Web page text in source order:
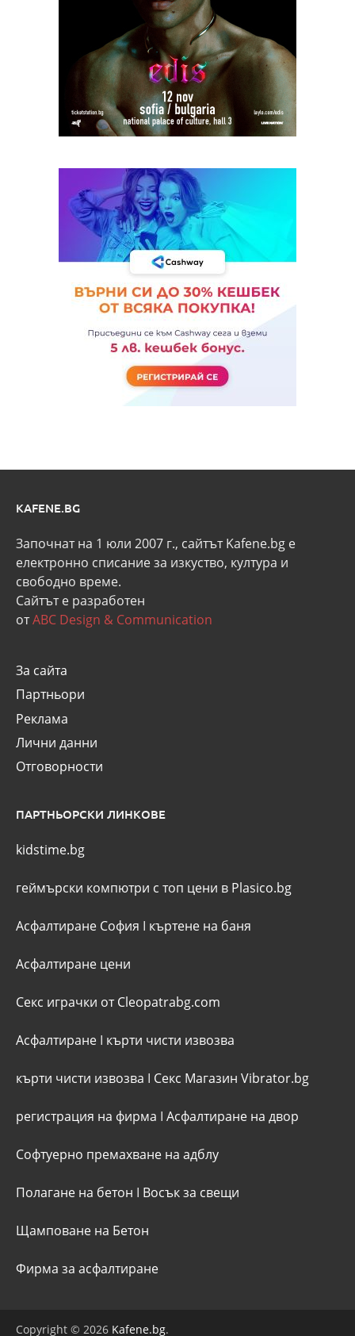
KAFENE.BG
Започнат на 1 юли 2007 г., сайтът Kafene.bg e
eлектронно списание за изкуство, култура и
свободно време.
Сайтът е разработен
отABC Design & Communication
За сайта
Партньори
Реклама
Лични данни
Отговорности
ПАРТНЬОРСКИ ЛИНКОВЕ
kidstime.bg
геймърски компютри с топ цени в Plasico.bg
Асфалтиране София I къртене на баня
Асфалтиране цени
Секс играчки от Cleopatrabg.com
Асфалтиране I кърти чисти извозва
кърти чисти извозва I Секс Магазин Vibrator.bg
регистрация на фирма I Асфалтиране на двор
Софтуерно премахване на адблу
Полагане на бетон I Восък за свещи
Щамповане на Бетон
Фирма за асфалтиране
Copyright © 2026 Kafene.bg.